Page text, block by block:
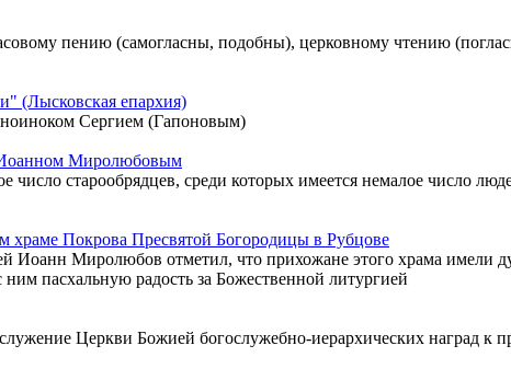
пению (самогласны, подобны), церковному чтению
(Лысковская епархия)
Сергием (Гапоновым)
Иоанном Миролюбовым
число старообрядцев, среди которых имеется немалое число
Покрова Пресвятой Богородицы в Рубцове
Миролюбов отметил, что прихожане этого храма имели
пасхальную радость за Божественной литургией
Церкви Божией богослужебно-иерархических наград к